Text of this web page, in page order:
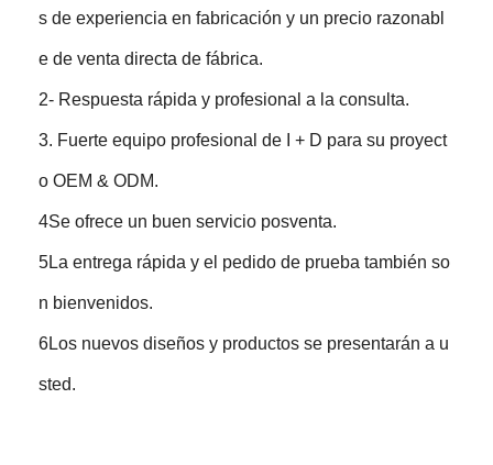
s de experiencia en fabricación y un precio razonabl
e de venta directa de fábrica.
2- Respuesta rápida y profesional a la consulta.
3. Fuerte equipo profesional de I + D para su proyect
o OEM & ODM.
4Se ofrece un buen servicio posventa.
5La entrega rápida y el pedido de prueba también so
n bienvenidos.
6Los nuevos diseños y productos se presentarán a u
sted.